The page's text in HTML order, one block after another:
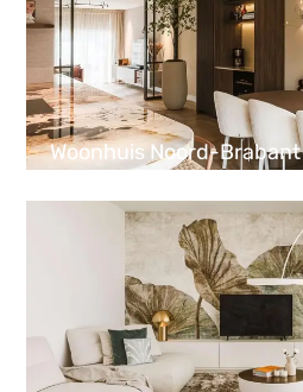
Woonhuis Noord-Brabant